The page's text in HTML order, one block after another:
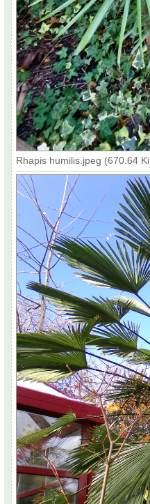
Rhapis humilis.jpeg (670.64